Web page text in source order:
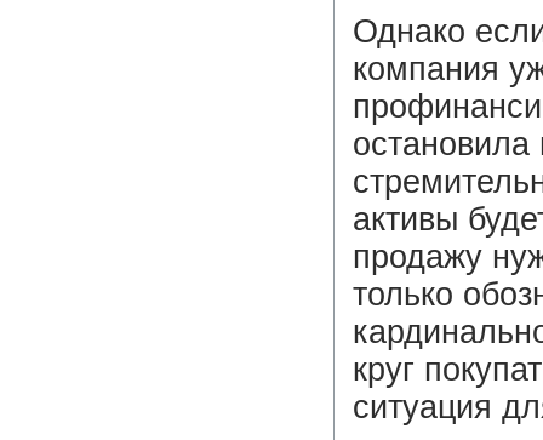
Однако
компания
активы
продажу
только
круг
ситуация